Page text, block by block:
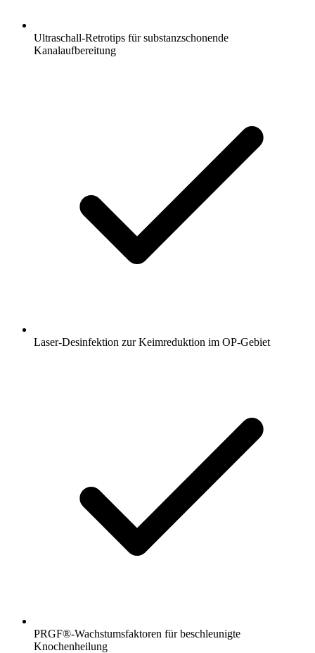
Ultraschall-Retrotips für substanzschonende
Kanalaufbereitung
Laser-Desinfektion zur Keimreduktion im OP-Gebiet
PRGF®-Wachstumsfaktoren für beschleunigte
Knochenheilung